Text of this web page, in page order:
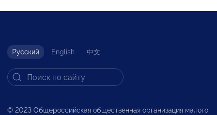
Русский English 中文
© 2023 Общероссийская общественная организация малого